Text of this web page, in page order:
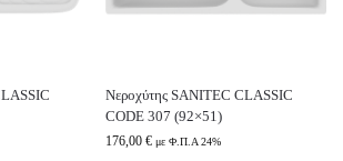
Νεροχύτης SANITEC CLASSIC
CODE 307 (92×51)
176,00 € με Φ.Π.Α 24%